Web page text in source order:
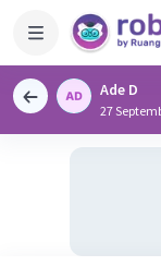
Ade D
27